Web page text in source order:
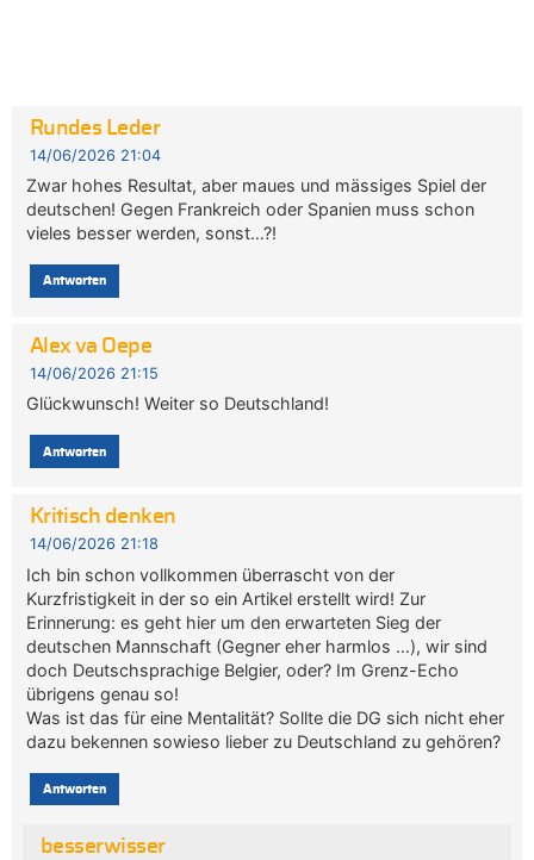
Rundes Leder
14/06/2026 21:04
Zwar hohes Resultat, aber maues und mässiges Spiel der
deutschen! Gegen Frankreich oder Spanien muss schon
vieles besser werden, sonst…?!
Antworten
Alex va Oepe
14/06/2026 21:15
Glückwunsch! Weiter so Deutschland!
Antworten
Kritisch denken
14/06/2026 21:18
Ich bin schon vollkommen überrascht von der
Kurzfristigkeit in der so ein Artikel erstellt wird! Zur
Erinnerung: es geht hier um den erwarteten Sieg der
deutschen Mannschaft (Gegner eher harmlos …), wir sind
doch Deutschsprachige Belgier, oder? Im Grenz-Echo
übrigens genau so!
Was ist das für eine Mentalität? Sollte die DG sich nicht eher
dazu bekennen sowieso lieber zu Deutschland zu gehören?
Antworten
besserwisser